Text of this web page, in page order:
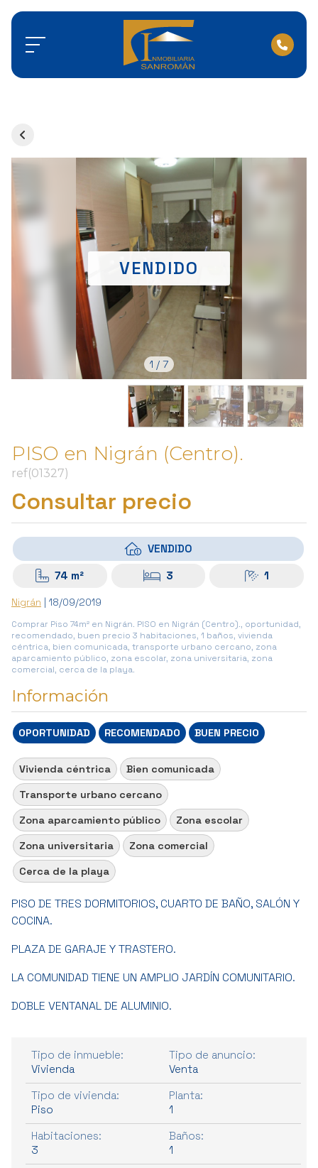
1 / 7
PISO en Nigrán (Centro).
ref(01327)
Consultar precio
VENDIDO
74 m² 3 1
Nigrán | 18/09/2019
Comprar Piso 74m² en Nigrán. PISO en Nigrán (Centro)., oportunidad,
recomendado, buen precio 3 habitaciones, 1 baños, vivienda
céntrica, bien comunicada, transporte urbano cercano, zona
aparcamiento público, zona escolar, zona universitaria, zona
comercial, cerca de la playa.
Información
OPORTUNIDAD RECOMENDADO BUEN PRECIO
Vivienda céntrica
Bien comunicada
Transporte urbano cercano
Zona aparcamiento público
Zona escolar
Zona universitaria
Zona comercial
Cerca de la playa
PISO DE TRES DORMITORIOS, CUARTO DE BAÑO, SALÓN Y
COCINA.
PLAZA DE GARAJE Y TRASTERO.
LA COMUNIDAD TIENE UN AMPLIO JARDÍN COMUNITARIO.
DOBLE VENTANAL DE ALUMINIO.
Tipo de inmueble:
Vivienda
Tipo de anuncio:
Venta
Tipo de vivienda:
Piso
Planta:
1
Habitaciones:
3
Baños:
1